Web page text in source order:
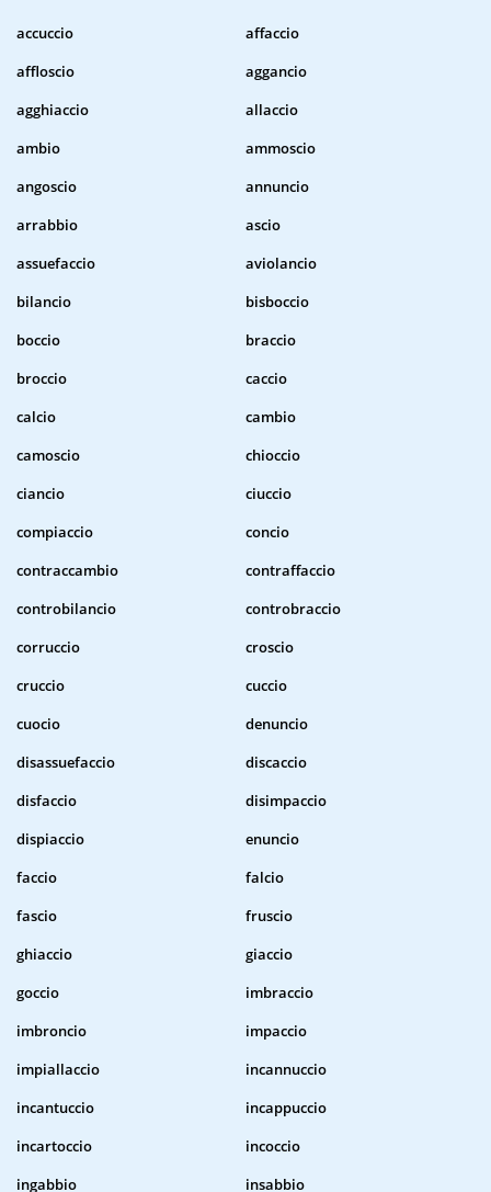
accuccio
affaccio
affloscio
aggancio
agghiaccio
allaccio
ambio
ammoscio
angoscio
annuncio
arrabbio
ascio
assuefaccio
aviolancio
bilancio
bisboccio
boccio
braccio
broccio
caccio
calcio
cambio
camoscio
chioccio
ciancio
ciuccio
compiaccio
concio
contraccambio
contraffaccio
controbilancio
controbraccio
corruccio
croscio
cruccio
cuccio
cuocio
denuncio
disassuefaccio
discaccio
disfaccio
disimpaccio
dispiaccio
enuncio
faccio
falcio
fascio
fruscio
ghiaccio
giaccio
goccio
imbraccio
imbroncio
impaccio
impiallaccio
incannuccio
incantuccio
incappuccio
incartoccio
incoccio
ingabbio
insabbio